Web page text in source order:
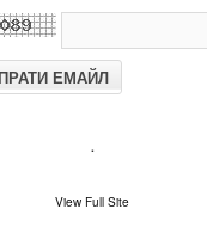
.
View Full Site